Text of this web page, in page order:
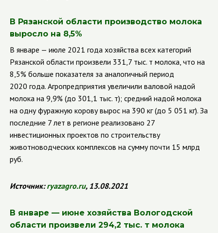
В Рязанской области производство молока
выросло на 8,5%
В январе — июле 2021 года хозяйства всех категорий
Рязанской области произвели 331,7 тыс. т молока, что на
8,5% больше показателя за аналогичный период
2020 года. Агропредприятия увеличили валовой надой
молока на 9,9% (до 301,1 тыс. т); средний надой молока
на одну фуражную корову вырос на 390 кг (до 5 051 кг). За
последние 7 лет в регионе реализовано 27
инвестиционных проектов по строительству
животноводческих комплексов на сумму почти 15 млрд
руб.
Источник:ryazagro.ru, 13.08.2021
В январе — июне хозяйства Вологодской
области произвели 294,2 тыс. т молока